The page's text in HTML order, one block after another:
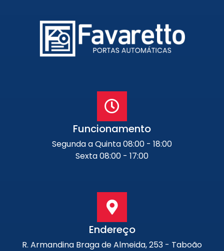
Funcionamento
Segunda a Quinta 08:00 - 18:00
Sexta 08:00 - 17:00
Endereço
R. Armandina Braga de Almeida, 253 - Taboão